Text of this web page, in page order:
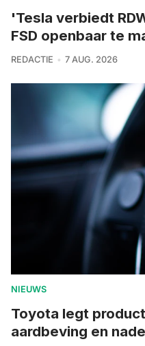
'Tesla verbiedt
FSD openbaar te
REDACTIE 7 AUG. 2026
NIEUWS
Toyota legt
aardbeving en